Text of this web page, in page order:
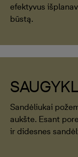
efektyvus
būstą.
Sandėliukai
aukšte. Esant
ir didesnes